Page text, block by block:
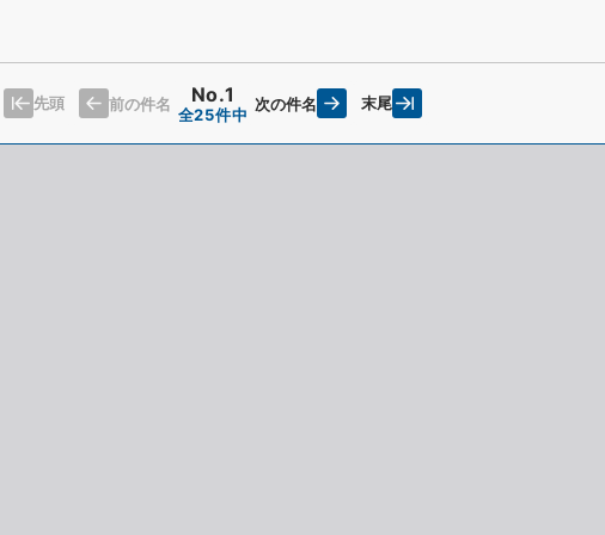
先頭 前の件名 No.1
全25件中
次の件名 末尾